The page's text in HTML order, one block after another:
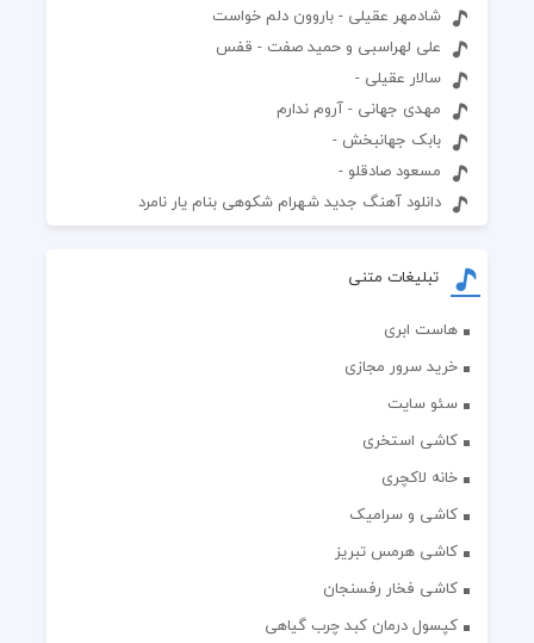
شادمهر عقیلی - باروون دلم خواست
علی لهراسبی و حمید صفت - قفس
سالار عقیلی -
مهدی جهانی - آروم ندارم
بابک جهانبخش -
مسعود صادقلو -
دانلود آهنگ جدید شهرام شکوهی بنام یار نامرد
تبلیغات متنی
هاست ابری
خرید سرور مجازی
سئو سایت
کاشی استخری
خانه لاکچری
کاشی و سرامیک
کاشی هرمس تبریز
کاشی فخار رفسنجان
کپسول درمان کبد چرب گیاهی